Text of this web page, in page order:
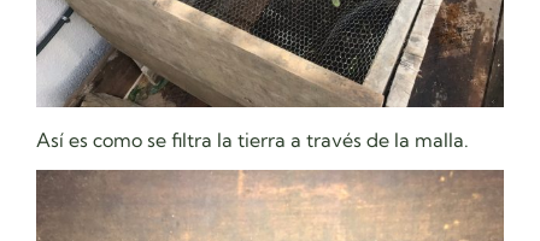
Así es como se filtra la tierra a través de la malla.